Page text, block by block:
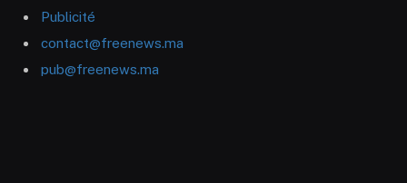
Publicité
contact@freenews.ma
pub@freenews.ma